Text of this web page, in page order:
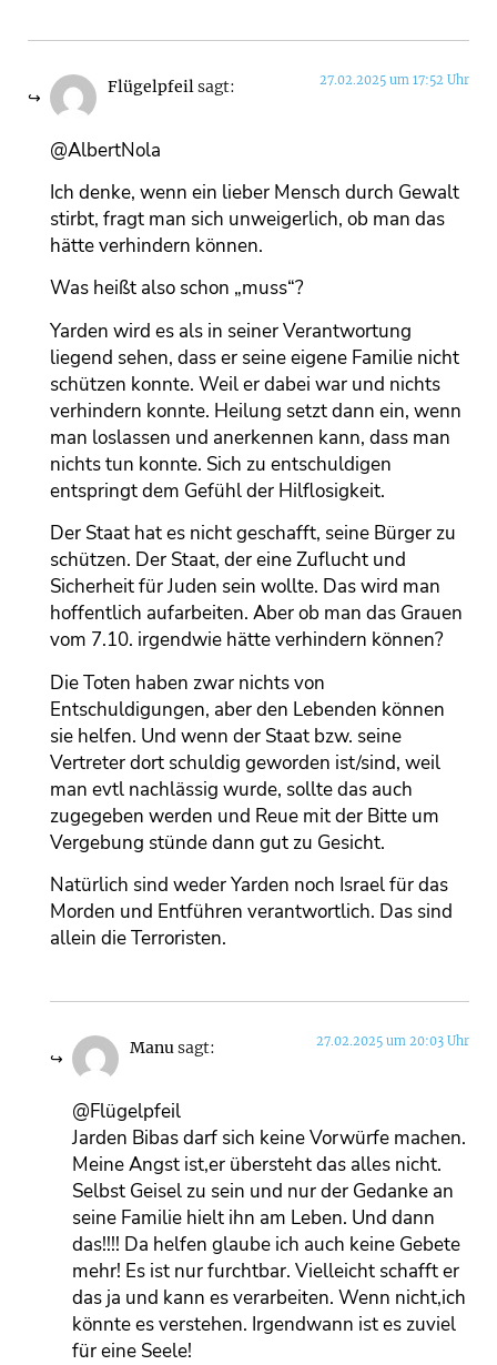
Flügelpfeilsagt: 27.02.2025 um 17:52 Uhr
@AlbertNola
Ich denke, wenn ein lieber Mensch durch Gewalt
stirbt, fragt man sich unweigerlich, ob man das
hätte verhindern können.
Was heißt also schon „muss“?
Yarden wird es als in seiner Verantwortung
liegend sehen, dass er seine eigene Familie nicht
schützen konnte. Weil er dabei war und nichts
verhindern konnte. Heilung setzt dann ein, wenn
man loslassen und anerkennen kann, dass man
nichts tun konnte. Sich zu entschuldigen
entspringt dem Gefühl der Hilflosigkeit.
Der Staat hat es nicht geschafft, seine Bürger zu
schützen. Der Staat, der eine Zuflucht und
Sicherheit für Juden sein wollte. Das wird man
hoffentlich aufarbeiten. Aber ob man das Grauen
vom 7.10. irgendwie hätte verhindern können?
Die Toten haben zwar nichts von
Entschuldigungen, aber den Lebenden können
sie helfen. Und wenn der Staat bzw. seine
Vertreter dort schuldig geworden ist/sind, weil
man evtl nachlässig wurde, sollte das auch
zugegeben werden und Reue mit der Bitte um
Vergebung stünde dann gut zu Gesicht.
Natürlich sind weder Yarden noch Israel für das
Morden und Entführen verantwortlich. Das sind
allein die Terroristen.
Manusagt: 27.02.2025 um 20:03 Uhr
@Flügelpfeil
Jarden Bibas darf sich keine Vorwürfe machen.
Meine Angst ist,er übersteht das alles nicht.
Selbst Geisel zu sein und nur der Gedanke an
seine Familie hielt ihn am Leben. Und dann
das!!!! Da helfen glaube ich auch keine Gebete
mehr! Es ist nur furchtbar. Vielleicht schafft er
das ja und kann es verarbeiten. Wenn nicht,ich
könnte es verstehen. Irgendwann ist es zuviel
für eine Seele!